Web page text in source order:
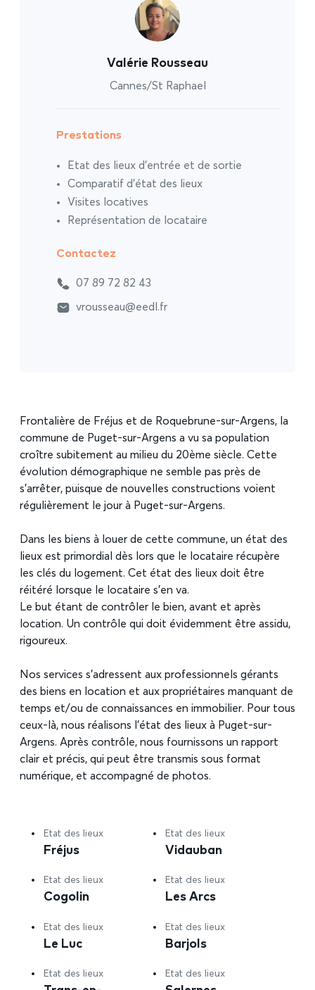
Frontalière de Fréjus et de Roquebrune-sur-Argens, la
commune de Puget-sur-Argens a vu sa population
croître subitement au milieu du 20ème siècle. Cette
évolution démographique ne semble pas près de
s’arrêter, puisque de nouvelles constructions voient
régulièrement le jour à Puget-sur-Argens.
Dans les biens à louer de cette commune, un état des
lieux est primordial dès lors que le locataire récupère
les clés du logement. Cet état des lieux doit être
réitéré lorsque le locataire s’en va.
Le but étant de contrôler le bien, avant et après
location. Un contrôle qui doit évidemment être assidu,
rigoureux.
Nos services s’adressent aux professionnels gérants
des biens en location et aux propriétaires manquant de
temps et/ou de connaissances en immobilier. Pour tous
ceux-là, nous réalisons l’état des lieux à Puget-sur-
Argens. Après contrôle, nous fournissons un rapport
clair et précis, qui peut être transmis sous format
numérique, et accompagné de photos.
Etat des lieux
Fréjus
Etat des lieux
Vidauban
Etat des lieux
Cogolin
Etat des lieux
Les Arcs
Etat des lieux
Le Luc
Etat des lieux
Barjols
Etat des lieux Etat des lieux
Valérie Rousseau
Cannes/St Raphael
Prestations
Etat des lieux d’entrée et de sortie
Comparatif d’état des lieux
Visites locatives
Représentation de locataire
Contactez
07 89 72 82 43
vrousseau@eedl.fr